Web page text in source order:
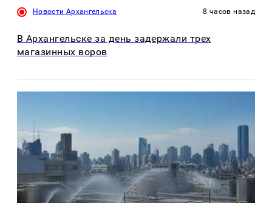
Новости Архангельска 8 часов назад
В Архангельске за день задержали трех
магазинных воров